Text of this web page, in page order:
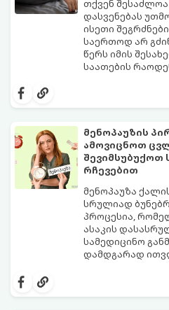
თქვენ
დასვენებას
ისეთი
საერთოდ არ
წერს იმის
საათების
მენოპაუზის
ამოვიცნოთ
შევიმსუბუქოთ
რჩევებით
მენოპაუზა
სრულიად
პროცესია,
ასაკის
სამედიცინო
დამდგარად
ცვლილებები ამ